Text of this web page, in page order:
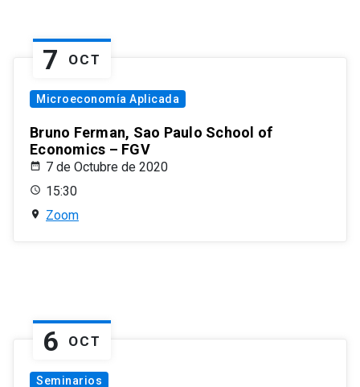
7 OCT
Microeconomía Aplicada
Bruno Ferman, Sao Paulo School of
Economics – FGV
7 de Octubre de 2020
15:30
Zoom
6 OCT
Seminarios